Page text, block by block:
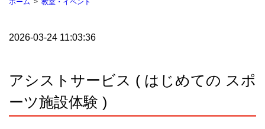
ホーム 教室・イベント
2026-03-24 11:03:36
アシストサービス ( はじめての スポ
ーツ施設体験 )